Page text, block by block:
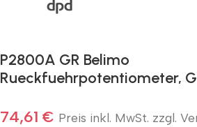
P2800A GR Belimo
Rueckfuehrpotentiometer,
74,61 € Preis inkl. MwSt. zzgl.